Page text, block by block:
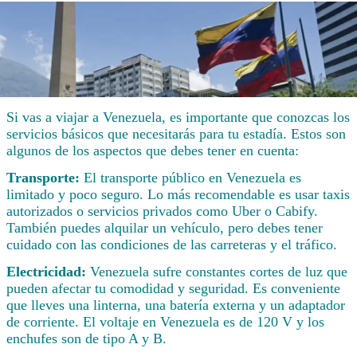
Si vas a viajar a Venezuela, es importante que conozcas los
servicios básicos que necesitarás para tu estadía. Estos son
algunos de los aspectos que debes tener en cuenta:
Transporte: El transporte público en Venezuela es
limitado y poco seguro. Lo más recomendable es usar taxis
autorizados o servicios privados como Uber o Cabify.
También puedes alquilar un vehículo, pero debes tener
cuidado con las condiciones de las carreteras y el tráfico.
Electricidad: Venezuela sufre constantes cortes de luz que
pueden afectar tu comodidad y seguridad. Es conveniente
que lleves una linterna, una batería externa y un adaptador
de corriente. El voltaje en Venezuela es de 120 V y los
enchufes son de tipo A y B.